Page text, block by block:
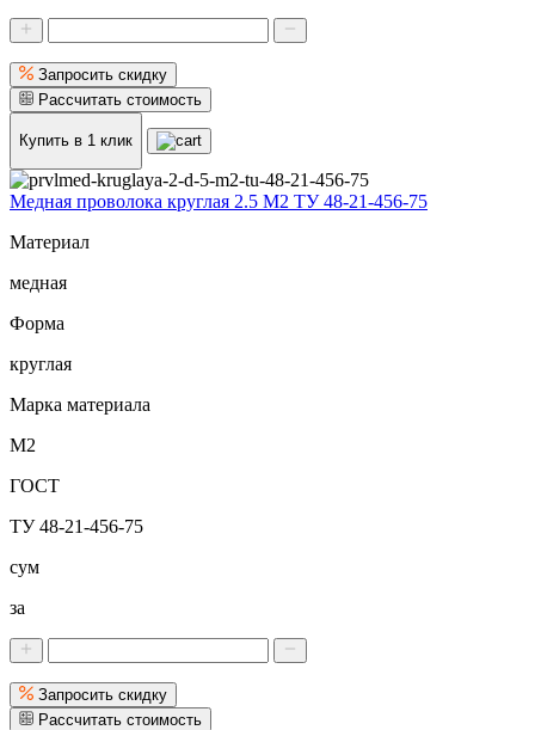
Запросить скидку
Рассчитать стоимость
Купить в 1 клик
Медная проволока круглая 2.5 М2 ТУ 48-21-456-75
Материал
медная
Форма
круглая
Марка материала
М2
ГОСТ
ТУ 48-21-456-75
сум
за
Запросить скидку
Рассчитать стоимость